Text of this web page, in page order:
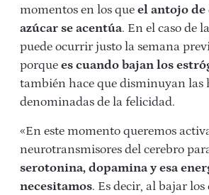
momentos en los que el antojo
azúcar se acentúa. En el caso de
puede ocurrir justo la semana
porque es cuando bajan los
también hace que disminuyan las
denominadas de la felicidad.
«En este momento queremos
neurotransmisores del cerebro
serotonina, dopamina y esa
necesitamos. Es decir, al bajar los